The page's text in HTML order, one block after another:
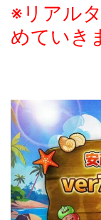
※リアル
めていき